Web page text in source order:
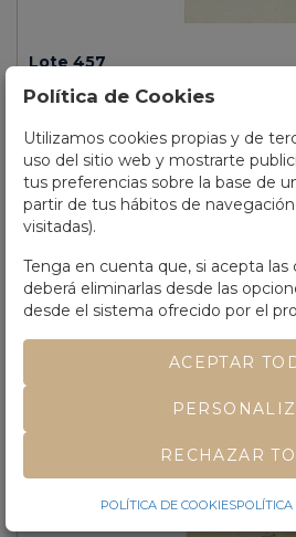
Lote 457
1878.LIBRO.(LITERATURA
Barcelona: Estampa Jaime Jepús, 1878.
cabeceras, capitales y culs-de-lampe.
filigrana ´Atlantida´. Bonita enc. en tela
Primera edición bilingüe y primera con el
supervisado por el propio autor.
había publicado el texto dentro de la
VENDIDO
Política de Cookies
Utilizamos cookies propias y de
uso del sitio web y mostrarte
tus preferencias sobre la base de
partir de tus hábitos de
visitadas).
Tenga en cuenta que, si acepta
deberá eliminarlas desde las
desde el sistema ofrecido por el
ACEPTAR
RECHAZAR
POLÍTICA DE COOKIES